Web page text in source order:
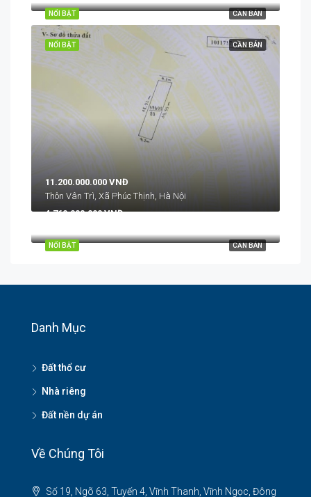
CẦN BÁN
NỔI BẬT
CẦN BÁN
NỔI BẬT
11.200.000.000 VNĐ
Thôn Vân Trì, Xã Phúc Thịnh, Hà Nội
CẦN BÁN
NỔI BẬT
4.760.000.000 VNĐ
Danh Mục
Đất thổ cư
Nhà riêng
Đất nền dự án
Về Chúng Tôi
Số 19, Ngõ 63, Tuyến 4, Vĩnh Thanh, Vĩnh Ngọc, Đông